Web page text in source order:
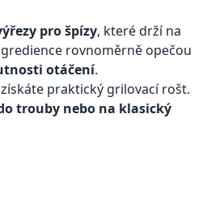
pro špízy, které drží na
rovnoměrně opečou
otáčení.
praktický grilovací rošt.
trouby nebo na klasický